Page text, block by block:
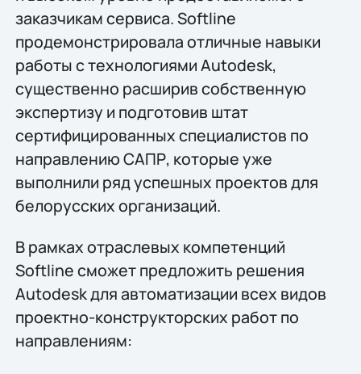
заказчикам сервиса. Softline
продемонстрировала отличные навыки
работы с технологиями Autodesk,
существенно расширив собственную
экспертизу и подготовив штат
сертифицированных специалистов по
направлению САПР, которые уже
выполнили ряд успешных проектов для
белорусских организаций.
В рамках отраслевых компетенций
Softline сможет предложить решения
Autodesk для автоматизации всех видов
проектно-конструкторских работ по
направлениям: